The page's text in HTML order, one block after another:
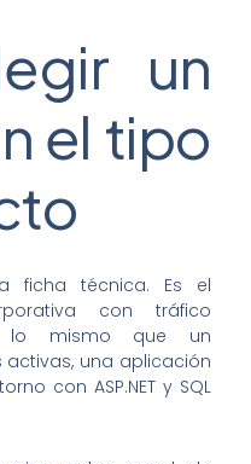
un
el tipo
ficha técnica. Es el
con tráfico
lo mismo que un
una aplicación
con ASP.NET y SQL